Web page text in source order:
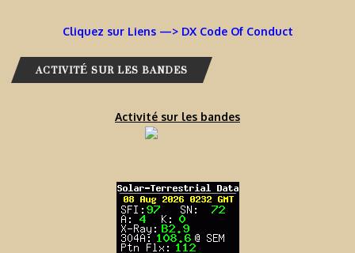
Cliquez sur Liens —> DX Code Of Conduct
ACTIVITÉ SUR LES BANDES
Activité sur les bandes